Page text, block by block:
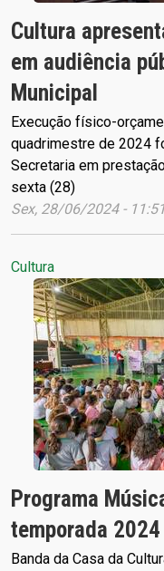
Cultura
em audiência
Municipal
Execução físico-
quadrimestre de 2024
Secretaria em
sexta (28)
Sex, 28/06/2024 -
Cultura
Programa
temporada
Banda da Casa da